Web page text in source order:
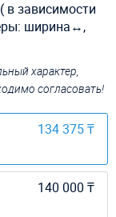
в зависимости
ширина↔,
характер,
согласовать!
134 375 ₸
140 000 ₸